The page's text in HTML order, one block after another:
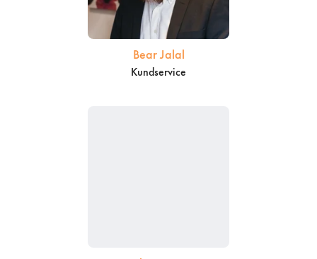
Bear Jalal
Kundservice